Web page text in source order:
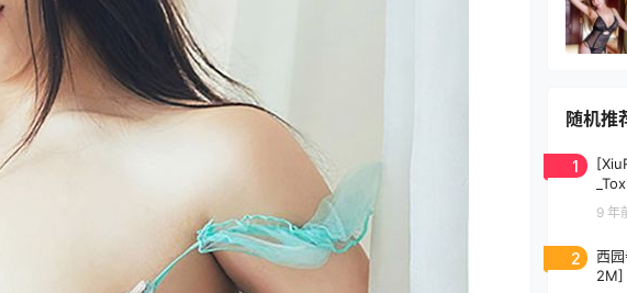
随机推
1
9 年
2
西
2M]